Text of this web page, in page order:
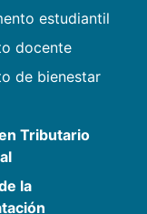
estudiantil
docente
de bienestar
Tributario
la